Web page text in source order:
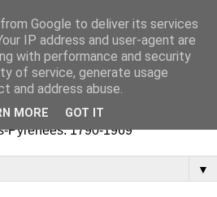
les Basses-
et privées liées au
Pyrénées. 1790-1969
▼
Google to deliver its services
IP address and user-agent are
with performance and security
of service, generate usage
and address abuse.
MORE GOT IT